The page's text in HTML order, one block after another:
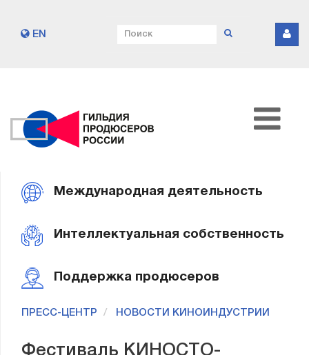
EN
Международная деятельность
Интеллектуальная собственность
Поддержка продюсеров
ПРЕСС-ЦЕНТР НОВОСТИ КИНОИНДУСТРИИ
Фестиваль КИНОСТО-